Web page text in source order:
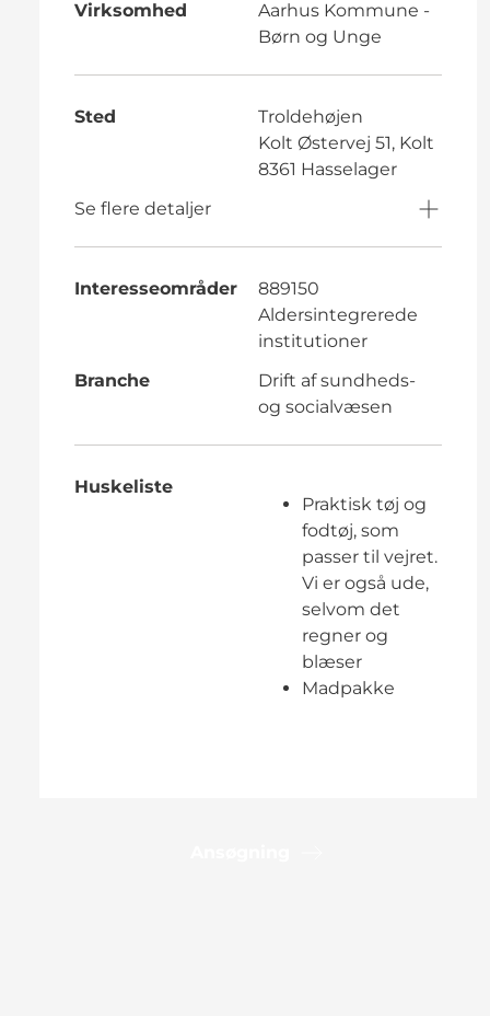
Virksomhed
Aarhus Kommune -
Børn og Unge
Sted
Troldehøjen
Kolt Østervej 51, Kolt
8361 Hasselager
Se flere detaljer
Interesseområder
889150
Aldersintegrerede
institutioner
Branche
Drift af sundheds-
og socialvæsen
Huskeliste
Praktisk tøj og
fodtøj, som
passer til vejret.
Vi er også ude,
selvom det
regner og
blæser
Madpakke